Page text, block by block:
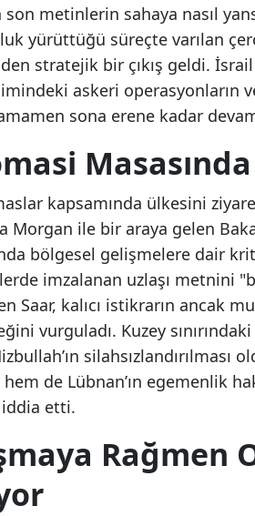
metinlerin sahaya nasıl
yürüttüğü süreçte varılan
stratejik bir çıkış geldi. İsrail
askeri operasyonların
sona erene kadar
kapsamında ülkesini
Morgan ile bir araya gelen
bölgesel gelişmelere dair
imzalanan uzlaşı metnini
Saar, kalıcı istikrarın ancak
vurguladı. Kuzey
de Lübnan’ın egemenlik
etti.
Rağmen